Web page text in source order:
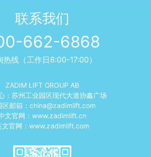
联系我们
662-6868
热线（工作日8:00-17:00）
ZADIM LIFT GROUP AB
：苏州工业园区现代大道协鑫广场
邮箱： china@zadimlift.com
文官网： www.zadimlift.cn
文官网： www.zadimlift.com